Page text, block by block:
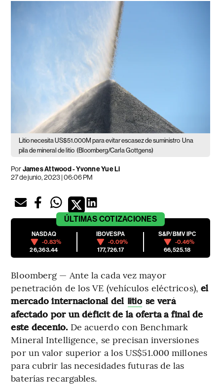
Litio necesita US$51.000M para evitar escasez de suministro Una
pila de mineral de litio (Bloomberg/Carla Gottgens)
PorJames Attwood - Yvonne Yue Li
27 de junio, 2023 | 06:06 PM
ÚLTIMAS COTIZACIONES
NASDAQ
-0.83%
26,363.44
IBOVESPA
-0.09%
177,726.17
S&P/BMV IPC
-0.46%
66,525.18
Bloomberg — Ante la cada vez mayor
penetración de los VE (vehículos eléctricos), el
mercado internacional del litio se verá
afectado por un déficit de la oferta a final de
este decenio. De acuerdo con Benchmark
Mineral Intelligence, se precisan inversiones
por un valor superior a los US$51.000 millones
para cubrir las necesidades futuras de las
baterías recargables.